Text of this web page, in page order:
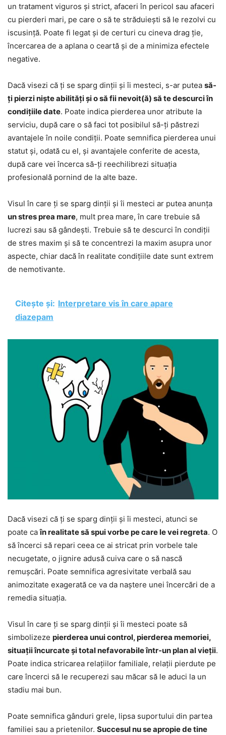
un tratament viguros și strict, afaceri în pericol sau afaceri
cu pierderi mari, pe care o să te străduiești să le rezolvi cu
iscusință. Poate fi legat și de certuri cu cineva drag ție,
încercarea de a aplana o ceartă și de a minimiza efectele
negative.
Dacă visezi că ți se sparg dinții și îi mesteci, s-ar putea să-
ți pierzi niște abilități și o să fii nevoit(ă) să te descurci în
condițiile date. Poate indica pierderea unor atribute la
serviciu, după care o să faci tot posibilul să-ți păstrezi
avantajele în noile condiții. Poate semnifica pierderea unui
statut și, odată cu el, și avantajele conferite de acesta,
după care vei încerca să-ți reechilibrezi situația
profesională pornind de la alte baze.
Visul în care ți se sparg dinții și îi mesteci ar putea anunța
un stres prea mare, mult prea mare, în care trebuie să
lucrezi sau să gândești. Trebuie să te descurci în condiții
de stres maxim și să te concentrezi la maxim asupra unor
aspecte, chiar dacă în realitate condițiile date sunt extrem
de nemotivante.
Citește și: Interpretare vis în care apare
diazepam
Dacă visezi că ți se sparg dinții și îi mesteci, atunci se
poate caîn realitate să spui vorbe pe care le vei regreta. O
să încerci să repari ceea ce ai stricat prin vorbele tale
necugetate, o jignire adusă cuiva care o să nască
remușcări. Poate semnifica agresivitate verbală sau
animozitate exagerată ce va da naștere unei încercări de a
remedia situația.
Visul în care ți se sparg dinții și îi mesteci poate să
simbolizeze pierderea unui control, pierderea memoriei,
situații încurcate și total nefavorabile într-un plan al vieții.
Poate indica stricarea relațiilor familiale, relații pierdute pe
care încerci să le recuperezi sau măcar să le aduci la un
stadiu mai bun.
Poate semnifica gânduri grele, lipsa suportului din partea
familiei sau a prietenilor. Succesul nu se apropie de tine